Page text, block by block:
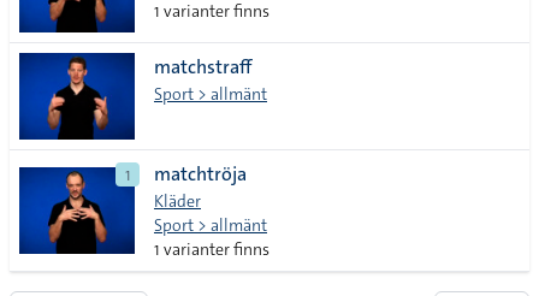
1 varianter finns
matchstraff
Sport > allmänt
1 matchtröja
Kläder
Sport > allmänt
1 varianter finns